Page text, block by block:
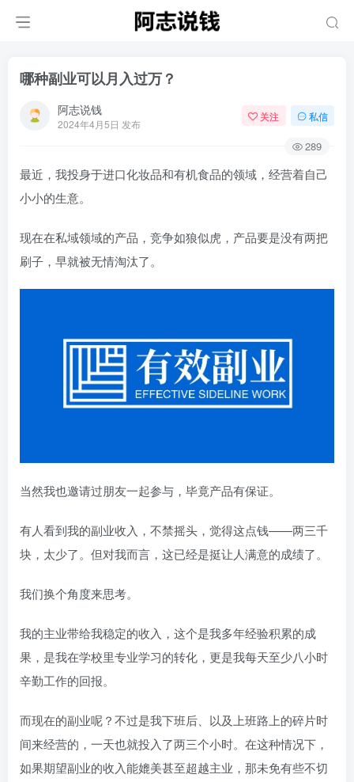
哪种副业可以月入过万？
阿志说钱
2024年4月5日 发布
关注 私信
289
最近，我投身于进口化妆品和有机食品的领域，经营着自己
小小的生意。
现在在私域领域的产品，竞争如狼似虎，产品要是没有两把
刷子，早就被无情淘汰了。
当然我也邀请过朋友一起参与，毕竟产品有保证。
有人看到我的副业收入，不禁摇头，觉得这点钱——两三千
块，太少了。但对我而言，这已经是挺让人满意的成绩了。
我们换个角度来思考。
我的主业带给我稳定的收入，这个是我多年经验积累的成
果，是我在学校里专业学习的转化，更是我每天至少八小时
辛勤工作的回报。
而现在的副业呢？不过是我下班后、以及上班路上的碎片时
间来经营的，一天也就投入了两三个小时。在这种情况下，
如果期望副业的收入能媲美甚至超越主业，那未免有些不切